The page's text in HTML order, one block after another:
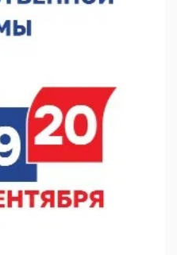
группу добровольцев
День города в Нижнем